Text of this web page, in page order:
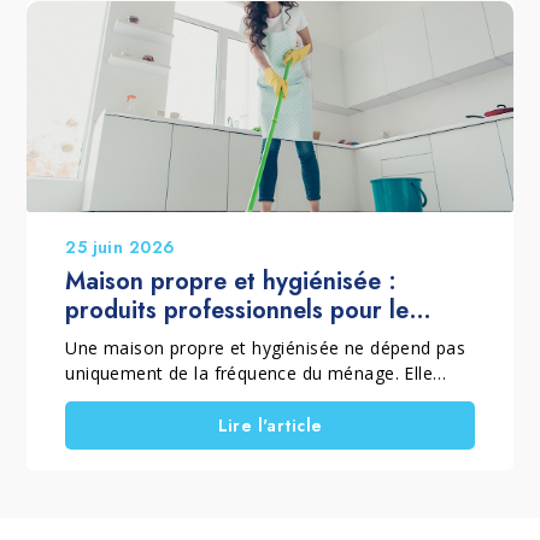
remplacer. Grâce à une restauration
professionnelle, la surface peut retrouver son
équilibre naturel. Ainsi, le parquet conserve son
esthétique et prolonge sa durée de vie.
25 juin 2026
Maison propre et hygiénisée :
produits professionnels pour le
nettoyage de la maison
Une maison propre et hygiénisée ne dépend pas
uniquement de la fréquence du ménage. Elle
dépend aussi de la méthode employée et des
produits utilisés. C'est pourquoi, lorsqu'il est
question de produits professionnels pour le
Lire l'article